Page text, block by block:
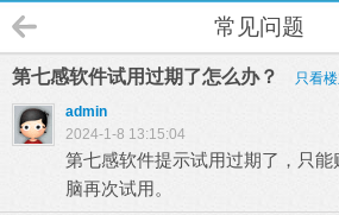
常见问题
第七感软件试用过期了怎么办？
只看
admin
2024-1-8 13:15:04
第七感软件提示试用过期了，只
脑再次试用。